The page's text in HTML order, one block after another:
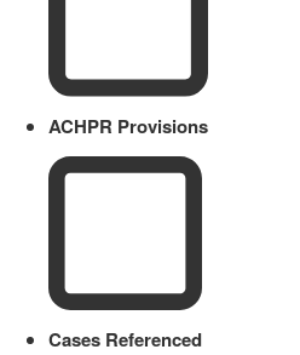
ACHPR Provisions
Cases Referenced